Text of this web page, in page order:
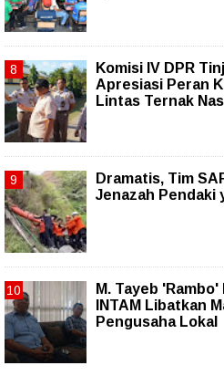
Komisi IV DPR
Apresiasi Peran
Lintas Ternak
Dramatis, Tim
Jenazah Pendaki
M. Tayeb
INTAM Libatkan
Pengusaha Lokal